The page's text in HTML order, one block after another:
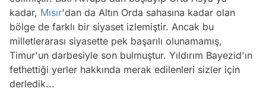
kadar, Mısır'dan da Altın Orda sahasına kadar olan
bölge de farklı bir siyaset izlemiştir. Ancak bu
milletlerarası siyasette pek başarılı olunamamış,
Timur'un darbesiyle son bulmuştur. Yıldırım Bayezid'ın
fethettiği yerler hakkında merak edilenleri sizler için
derledik...